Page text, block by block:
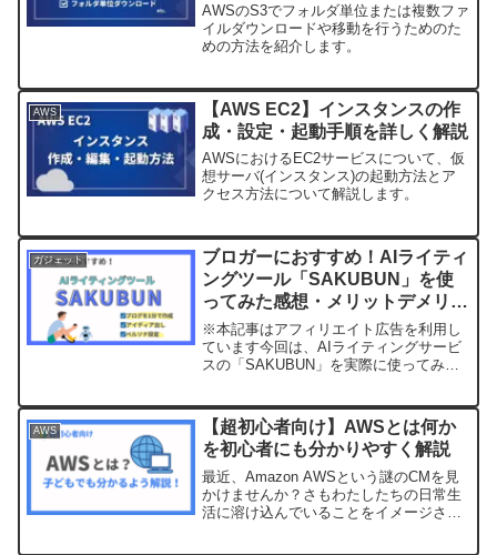
AWSのS3でフォルダ単位または複数ファ
イルダウンロードや移動を行うためのた
めの方法を紹介します。
AWS
【AWS EC2】インスタンスの作
成・設定・起動手順を詳しく解説
AWSにおけるEC2サービスについて、仮
想サーバ(インスタンス)の起動方法とア
クセス方法について解説します。
ガジェット
ブロガーにおすすめ！AIライティ
ングツール「SAKUBUN」を使
ってみた感想・メリットデメリッ
ト
※本記事はアフィリエイト広告を利用し
ています今回は、AIライティングサービ
スの「SAKUBUN」を実際に使ってみた
めの記事です！AIライティングツールを
使ってSNS広告...
AWS
【超初心者向け】AWSとは何か
を初心者にも分かりやすく解説
最近、Amazon AWSという謎のCMを見
かけませんか？さもわたしたちの日常生
活に溶け込んでいることをイメージさせ